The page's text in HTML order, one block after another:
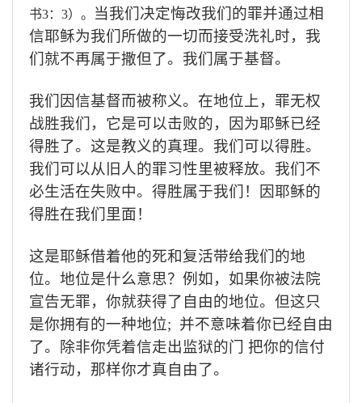
书3： 3）。
当我们决定悔改我们的罪并通过相
信耶稣为我们所做的一切而接受洗礼时，我
们就不再属于撒但了。我们属于基督。
我们因信基督而被称义。在地位上，罪无权
战胜我们，它是可以击败的，因为耶稣已经
得胜了。这是教义的真理。我们可以得胜。
我们可以从旧人的罪习性里被释放。我们不
必生活在失败中。得胜属于我们！因耶稣的
得胜在我们里面！
这是耶稣借着他的死和复活带给我们的地
位。地位是什么意思？例如，如果你被法院
宣告无罪，你就获得了自由的地位。但这只
是你拥有的一种地位; 并不意味着你已经自由
了。除非你凭着信走出监狱的门 把你的信付
诸行动，那样你才真自由了。